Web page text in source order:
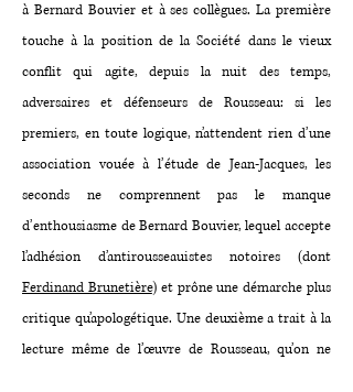
à Bernard Bouvier et à ses collègues. La première
touche à la position de la Société dans le vieux
conflit qui agite, depuis la nuit des temps,
adversaires et défenseurs de Rousseau: si les
premiers, en toute logique, n’attendent rien d’une
association vouée à l’étude de Jean-Jacques, les
seconds ne comprennent pas le manque
d’enthousiasme de Bernard Bouvier, lequel accepte
l’adhésion d’antirousseauistes notoires (dont
Ferdinand Brunetière) et prône une démarche plus
critique qu’apologétique. Une deuxième a trait à la
lecture même de l’œuvre de Rousseau, qu’on ne